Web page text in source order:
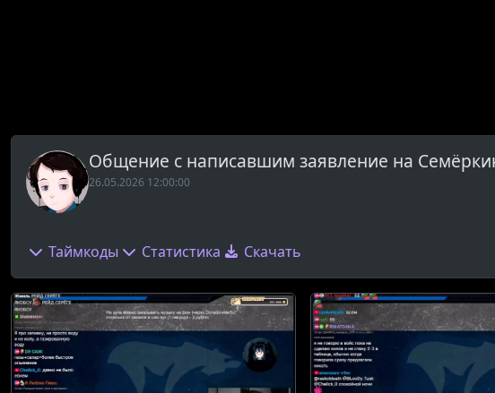
Общение с написавшим заявление на
26.05.2026 12:00:00
Таймкоды Статистика Скачать